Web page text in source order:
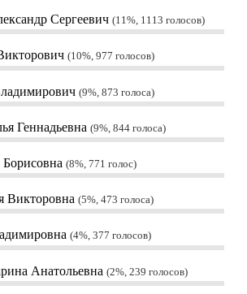
Сергеевич 11%, 1113 голосов
10%, 977 голосов
9%, 873 голоса
Геннадьевна 9%, 844 голоса
8%, 771 голос
Викторовна 5%, 473 голоса
4%, 377 голосов
Анатольевна 2%, 239 голосов